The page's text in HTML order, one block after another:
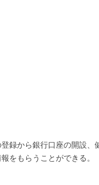
録から銀行口座の開設、
をもらうことができる。